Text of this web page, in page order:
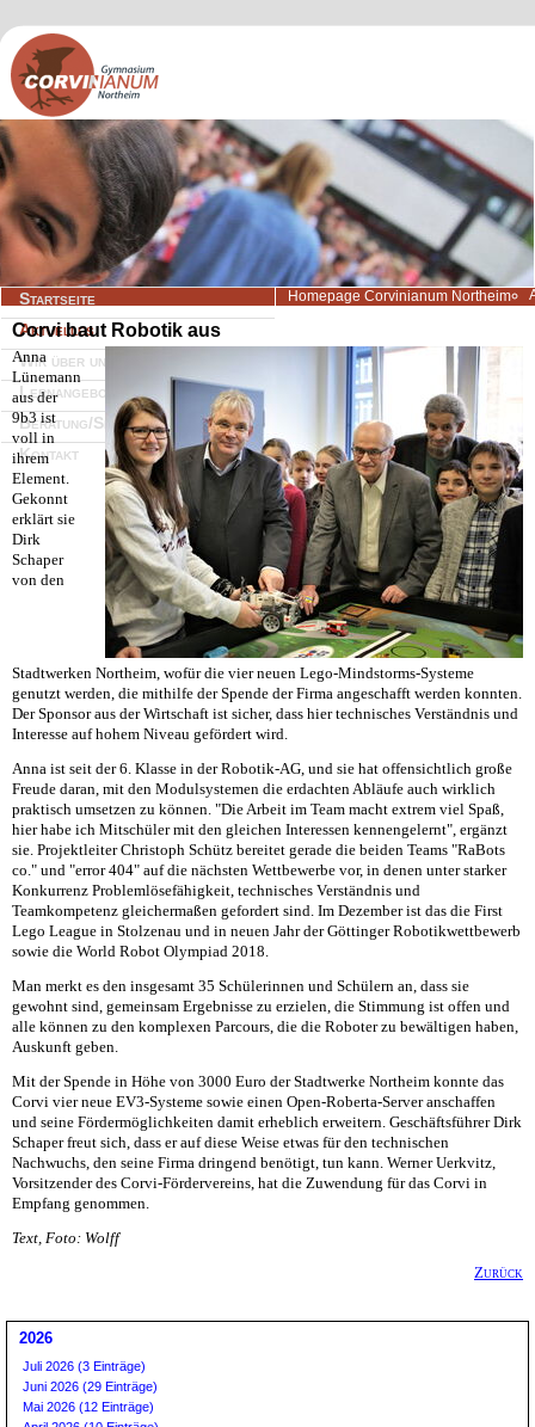
Navigation
überspringen
Startseite
Aktuelles
Wir über uns
Lernangebote
Beratung/Service
Kontakt
Homepage Corvinianum Northeim
Corvi baut Robotik aus
Anna
Lünemann
aus der
9b3 ist
voll in
ihrem
Element.
Gekonnt
erklärt sie
Dirk
Schaper
von den
Stadtwerken Northeim, wofür die vier neuen Lego-Mindstorms-Systeme
genutzt werden, die mithilfe der Spende der Firma angeschafft werden konnten.
Der Sponsor aus der Wirtschaft ist sicher, dass hier technisches Verständnis und
Interesse auf hohem Niveau gefördert wird.
Anna ist seit der 6. Klasse in der Robotik-AG, und sie hat offensichtlich große
Freude daran, mit den Modulsystemen die erdachten Abläufe auch wirklich
praktisch umsetzen zu können. "Die Arbeit im Team macht extrem viel Spaß,
hier habe ich Mitschüler mit den gleichen Interessen kennengelernt", ergänzt
sie. Projektleiter Christoph Schütz bereitet gerade die beiden Teams "RaBots
co." und "error 404" auf die nächsten Wettbewerbe vor, in denen unter starker
Konkurrenz Problemlösefähigkeit, technisches Verständnis und
Teamkompetenz gleichermaßen gefordert sind. Im Dezember ist das die First
Lego League in Stolzenau und in neuen Jahr der Göttinger Robotikwettbewerb
sowie die World Robot Olympiad 2018.
Man merkt es den insgesamt 35 Schülerinnen und Schülern an, dass sie
gewohnt sind, gemeinsam Ergebnisse zu erzielen, die Stimmung ist offen und
alle können zu den komplexen Parcours, die die Roboter zu bewältigen haben,
Auskunft geben.
Mit der Spende in Höhe von 3000 Euro der Stadtwerke Northeim konnte das
Corvi vier neue EV3-Systeme sowie einen Open-Roberta-Server anschaffen
und seine Fördermöglichkeiten damit erheblich erweitern. Geschäftsführer Dirk
Schaper freut sich, dass er auf diese Weise etwas für den technischen
Nachwuchs, den seine Firma dringend benötigt, tun kann. Werner Uerkvitz,
Vorsitzender des Corvi-Fördervereins, hat die Zuwendung für das Corvi in
Empfang genommen.
Text, Foto: Wolff
Zurück
2026
Juli 2026 (3 Einträge)
Juni 2026 (29 Einträge)
Mai 2026 (12 Einträge)